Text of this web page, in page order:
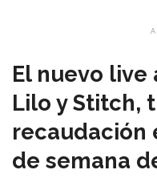
El nuevo live
Lilo y Stitch,
recaudación
de semana